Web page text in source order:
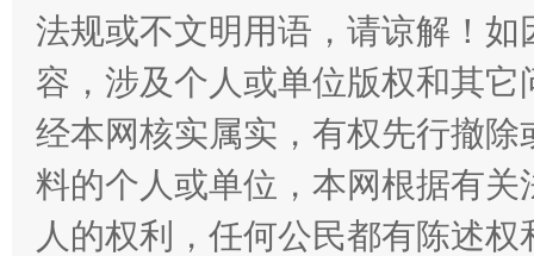
法规或不文明用语，请谅解！
容，涉及个人或单位版权和其它
经本网核实属实，有权先行撤
料的个人或单位，本网根据有
人的权利，任何公民都有陈述